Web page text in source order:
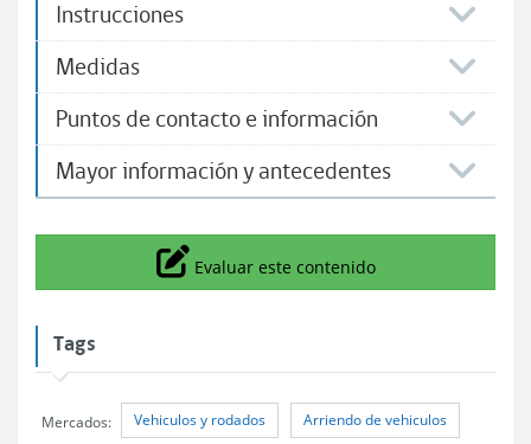
Instrucciones
Medidas
Puntos de contacto e información
Mayor información y antecedentes
Icono
Evaluar este contenido
Tags
Mercados: Vehiculos y rodados Arriendo de vehiculos